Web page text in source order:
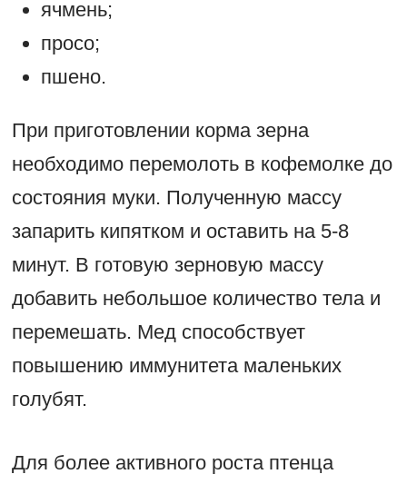
ячмень;
просо;
пшено.
При приготовлении корма зерна
необходимо перемолоть в кофемолке до
состояния муки. Полученную массу
запарить кипятком и оставить на 5-8
минут. В готовую зерновую массу
добавить небольшое количество тела и
перемешать. Мед способствует
повышению иммунитета маленьких
голубят.
Для более активного роста птенца